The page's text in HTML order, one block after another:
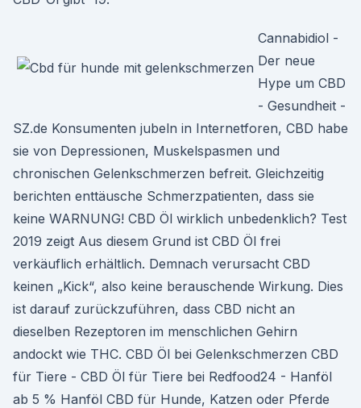
Cannabidiol -
Der neue
Hype um CBD
- Gesundheit -
SZ.de Konsumenten jubeln in Internetforen, CBD habe
sie von Depressionen, Muskelspasmen und
chronischen Gelenkschmerzen befreit. Gleichzeitig
berichten enttäusche Schmerzpatienten, dass sie
keine WARNUNG! CBD Öl wirklich unbedenklich? Test
2019 zeigt Aus diesem Grund ist CBD Öl frei
verkäuflich erhältlich. Demnach verursacht CBD
keinen „Kick“, also keine berauschende Wirkung. Dies
ist darauf zurückzuführen, dass CBD nicht an
dieselben Rezeptoren im menschlichen Gehirn
andockt wie THC. CBD Öl bei Gelenkschmerzen CBD
für Tiere - CBD Öl für Tiere bei Redfood24 - Hanföl
ab 5 % Hanföl CBD für Hunde, Katzen oder Pferde